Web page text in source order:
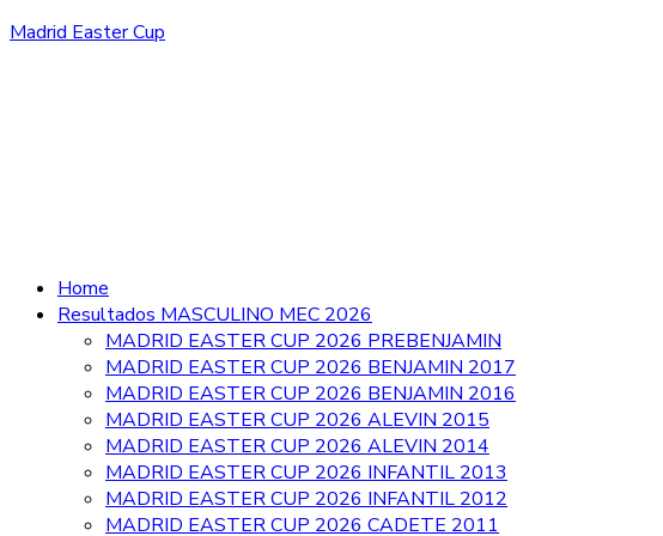
Madrid Easter Cup
Home
Resultados MASCULINO MEC 2026
MADRID EASTER CUP 2026 PREBENJAMIN
MADRID EASTER CUP 2026 BENJAMIN 2017
MADRID EASTER CUP 2026 BENJAMIN 2016
MADRID EASTER CUP 2026 ALEVIN 2015
MADRID EASTER CUP 2026 ALEVIN 2014
MADRID EASTER CUP 2026 INFANTIL 2013
MADRID EASTER CUP 2026 INFANTIL 2012
MADRID EASTER CUP 2026 CADETE 2011